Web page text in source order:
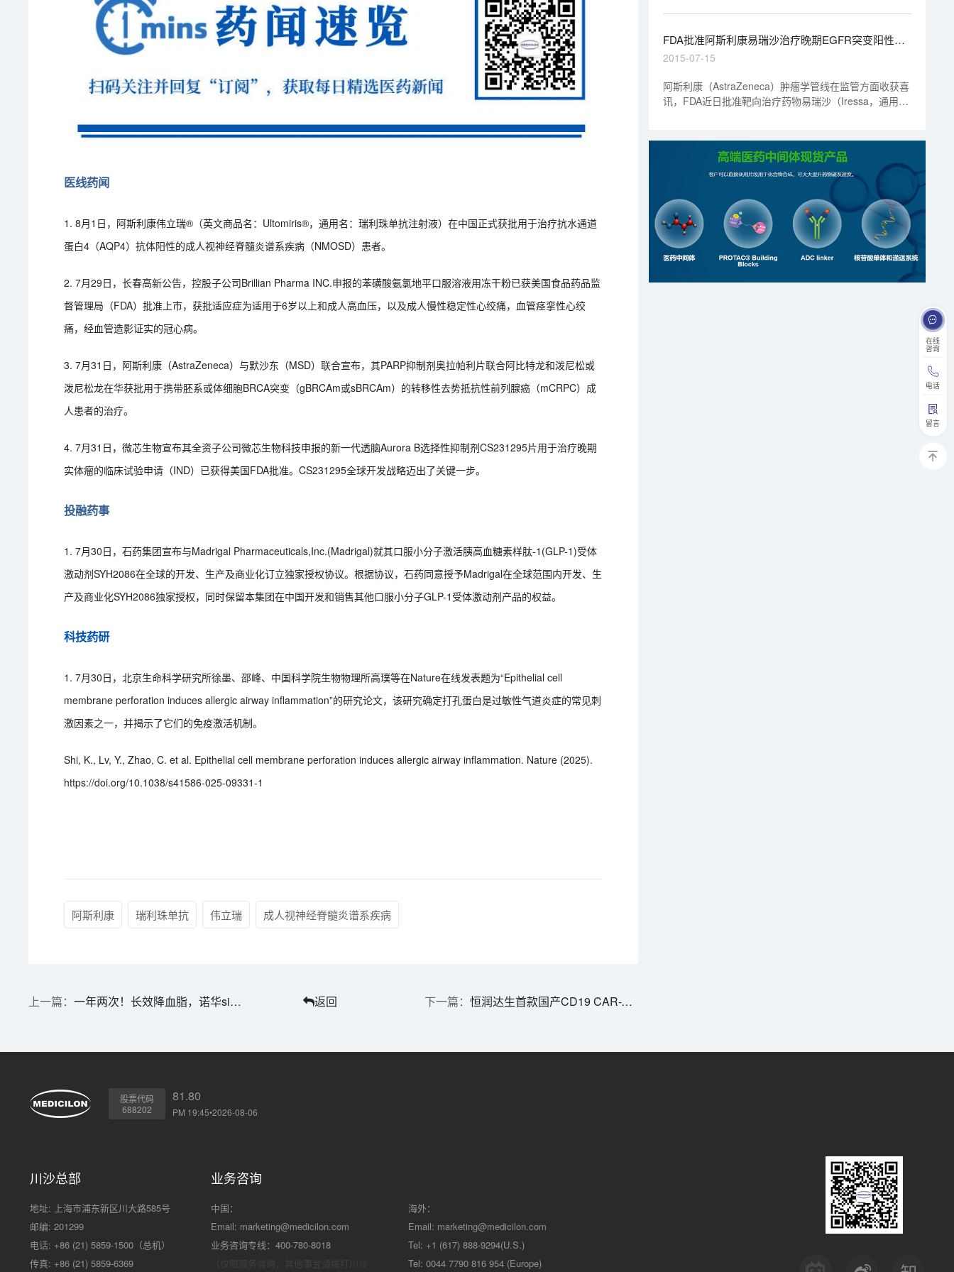
在线
咨询
电话
留言
医线药闻
1. 8月1日，阿斯利康伟立瑞®（英文商品名：Ultomiris®，通用名：瑞利珠单抗注射液）在中国正式获批用于治疗抗水通道
蛋白4（AQP4）抗体阳性的成人视神经脊髓炎谱系疾病（NMOSD）患者。
2. 7月29日，长春高新公告，控股子公司Brillian Pharma INC.申报的苯磺酸氨氯地平口服溶液用冻干粉已获美国食品药品监
督管理局（FDA）批准上市，获批适应症为适用于6岁以上和成人高血压，以及成人慢性稳定性心绞痛，血管痉挛性心绞
痛，经血管造影证实的冠心病。
3. 7月31日，阿斯利康（AstraZeneca）与默沙东（MSD）联合宣布，其PARP抑制剂奥拉帕利片联合阿比特龙和泼尼松或
泼尼松龙在华获批用于携带胚系或体细胞BRCA突变（gBRCAm或sBRCAm）的转移性去势抵抗性前列腺癌（mCRPC）成
人患者的治疗。
4. 7月31日，微芯生物宣布其全资子公司微芯生物科技申报的新一代透脑Aurora B选择性抑制剂CS231295片用于治疗晚期
实体瘤的临床试验申请（IND）已获得美国FDA批准。CS231295全球开发战略迈出了关键一步。
投融药事
1. 7月30日，石药集团宣布与Madrigal Pharmaceuticals,Inc.(Madrigal)就其口服小分子激活胰高血糖素样肽-1(GLP-1)受体
激动剂SYH2086在全球的开发、生产及商业化订立独家授权协议。根据协议，石药同意授予Madrigal在全球范围内开发、生
产及商业化SYH2086独家授权，同时保留本集团在中国开发和销售其他口服小分子GLP-1受体激动剂产品的权益。
科技药研
1. 7月30日，北京生命科学研究所徐墨、邵峰、中国科学院生物物理所高璞等在Nature在线发表题为“Epithelial cell
membrane perforation induces allergic airway inflammation”的研究论文，该研究确定打孔蛋白是过敏性气道炎症的常见刺
激因素之一，并揭示了它们的免疫激活机制。
Shi, K., Lv, Y., Zhao, C. et al. Epithelial cell membrane perforation induces allergic airway inflammation. Nature (2025).
https://doi.org/10.1038/s41586-025-09331-1
阿斯利康 瑞利珠单抗 伟立瑞 成人视神经脊髓炎谱系疾病
一年两次！长效降血脂，诺华siRNA疗法再获FDA批准 | 1分钟药闻速览 返回 恒润达生首款国产CD19 CAR-T细胞疗法获批上市 | 1分钟药闻速览
FDA批准阿斯利康易瑞沙治疗晚期EGFR突变阳性肺
癌
2015-07-15
阿斯利康（AstraZeneca）肿瘤学管线在监管方面收获喜
讯，FDA近日批准靶向治疗药物易瑞沙（Iressa，通用
患者的一线治疗，具体为EGFR存在外显子19删除突变或
外显子21存在L858R替代突变。
股票代码
688202
81.80
PM 19:45•2026-08-06
川沙总部
地址: 上海市浦东新区川大路585号
邮编: 201299
电话: +86 (21) 5859-1500（总机）
传真: +86 (21) 5859-6369
业务咨询
中国：
Email: marketing@medicilon.com
业务咨询专线：400-780-8018
海外：
Email: marketing@medicilon.com
Tel: +1 (617) 888-9294(U.S.)
Tel: 0044 7790 816 954 (Europe)